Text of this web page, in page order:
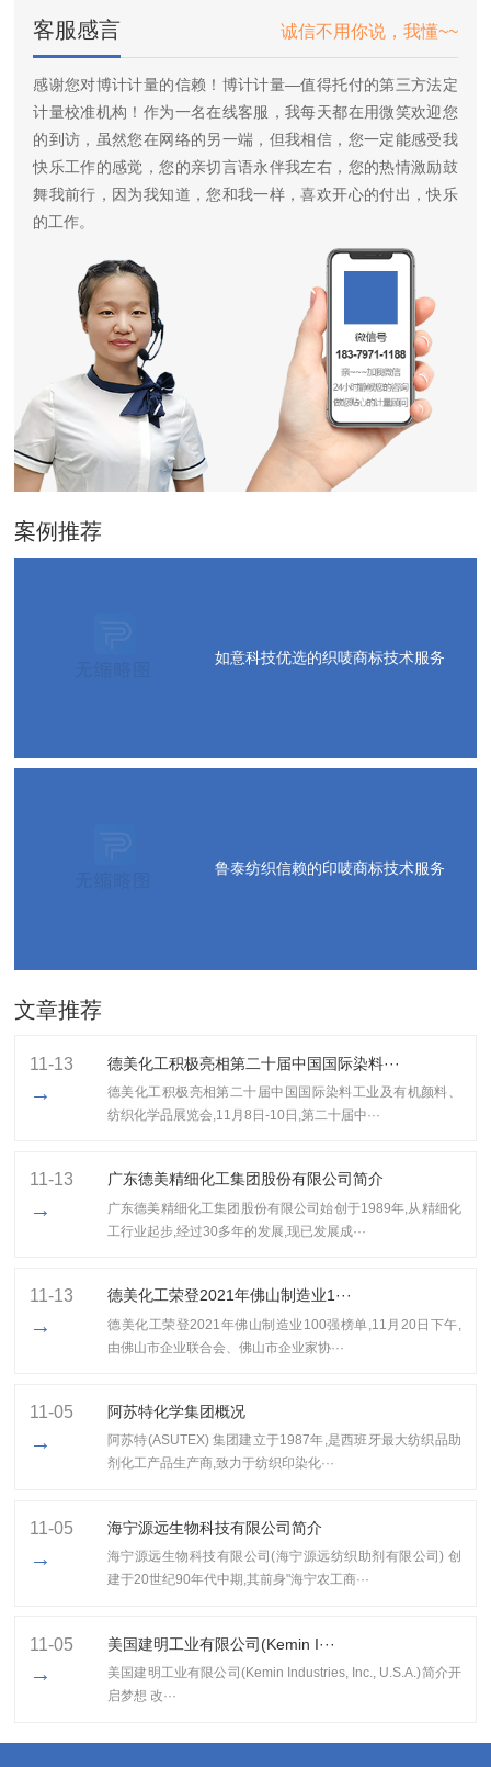
客服感言 诚信不用你说，我懂~~
感谢您对博计计量的信赖！博计计量—值得托付的第三方法定
计量校准机构！作为一名在线客服，我每天都在用微笑欢迎您
的到访，虽然您在网络的另一端，但我相信，您一定能感受我
快乐工作的感觉，您的亲切言语永伴我左右，您的热情激励鼓
舞我前行，因为我知道，您和我一样，喜欢开心的付出，快乐
的工作。
案例推荐
如意科技优选的织唛商标技术服务
鲁泰纺织信赖的印唛商标技术服务
文章推荐
11-13
→
德美化工积极亮相第二十届中国国际染料···
德美化工积极亮相第二十届中国国际染料工业及有机颜料、
纺织化学品展览会,11月8日-10日,第二十届中···
11-13
→
广东德美精细化工集团股份有限公司简介
广东德美精细化工集团股份有限公司始创于1989年,从精细化
工行业起步,经过30多年的发展,现已发展成···
11-13
→
​德美化工荣登2021年佛山制造业1···
​德美化工荣登2021年佛山制造业100强榜单,11月20日下午,
由佛山市企业联合会、佛山市企业家协···
11-05
→
阿苏特化学集团概况
阿苏特(ASUTEX) 集团建立于1987年,是西班牙最大纺织品助
剂化工产品生产商,致力于纺织印染化···
11-05
→
海宁源远生物科技有限公司简介
海宁源远生物科技有限公司(海宁源远纺织助剂有限公司) 创
建于20世纪90年代中期,其前身"海宁农工商···
11-05
→
美国建明工业有限公司(Kemin I···
美国建明工业有限公司(Kemin Industries, Inc., U.S.A.)简介开
启梦想 改···